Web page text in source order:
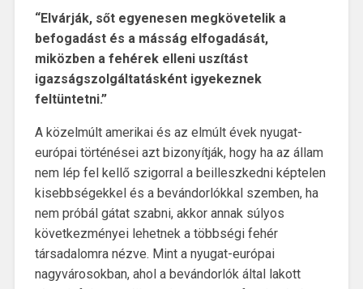
“Elvárják, sőt egyenesen megkövetelik a
befogadást és a másság elfogadását,
miközben a fehérek elleni uszítást
igazságszolgáltatásként igyekeznek
feltüntetni.”
A közelmúlt amerikai és az elmúlt évek nyugat-
európai történései azt bizonyítják, hogy ha az állam
nem lép fel kellő szigorral a beilleszkedni képtelen
kisebbségekkel és a bevándorlókkal szemben, ha
nem próbál gátat szabni, akkor annak súlyos
következményei lehetnek a többségi fehér
társadalomra nézve. Mint a nyugat-európai
nagyvárosokban, ahol a bevándorlók által lakott